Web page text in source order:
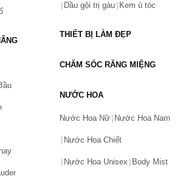
Dầu gội trị gàu Kem ủ tóc
THIẾT BỊ LÀM ĐẸP
CHĂM SÓC RĂNG MIỆNG
NƯỚC HOA
Nước Hoa Nữ Nước Hoa Nam
Nước Hoa Chiết
Nước Hoa Unisex Body Mist